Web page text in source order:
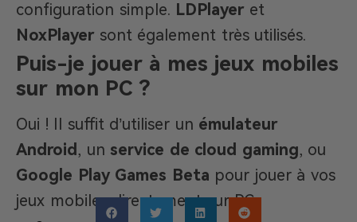
configuration simple. LDPlayer et
NoxPlayer sont également très utilisés.
Puis-je jouer à mes jeux mobiles
sur mon PC ?
Oui ! Il suffit d’utiliser un émulateur
Android, un service de cloud gaming, ou
Google Play Games Beta pour jouer à vos
jeux mobiles directement sur PC.